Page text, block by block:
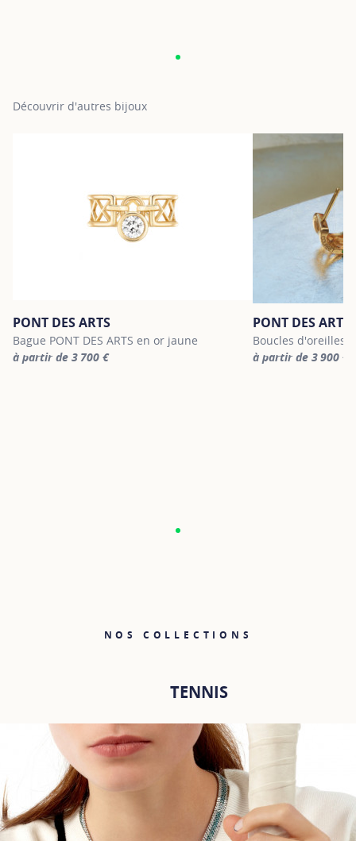
Découvrir d'autres bijoux
PONT DES ARTS
Bague PONT DES ARTS en or jaune
à partir de 3 700 €
PONT DES ARTS
Boucles d'oreilles
à partir de 3 900 €
NOS COLLECTIONS
TENNIS